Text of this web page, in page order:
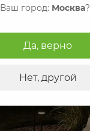
Ваш город: Москва?
Да, верно
Нет, другой